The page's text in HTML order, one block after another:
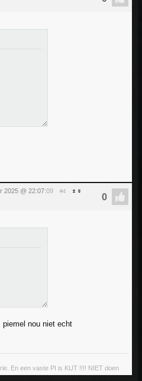
2025 @ 22:07:09 #4
nou niet echt
En een vaste PI is KUT !!!! NIET doen